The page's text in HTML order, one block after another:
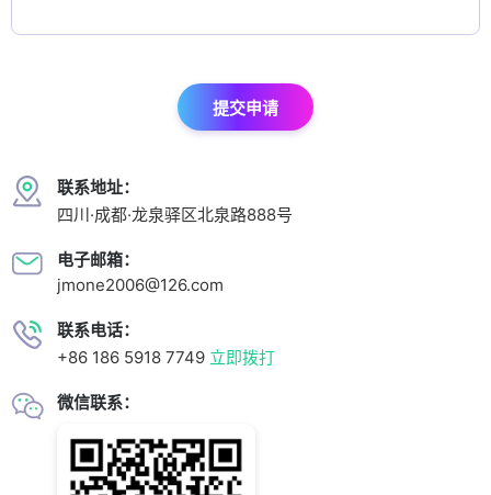
联系地址：
四川·成都·龙泉驿区北泉路888号
电子邮箱：
jmone2006@126.com
联系电话：
+86 186 5918 7749 立即拨打
微信联系：
提交申请